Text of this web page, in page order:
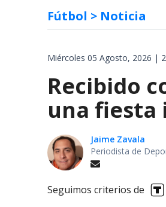
Fútbol > Noticia
Miércoles 05 Agosto, 2026 |
Recibido
una fiesta
Jaime Zavala
Periodista de
Seguimos criterios de